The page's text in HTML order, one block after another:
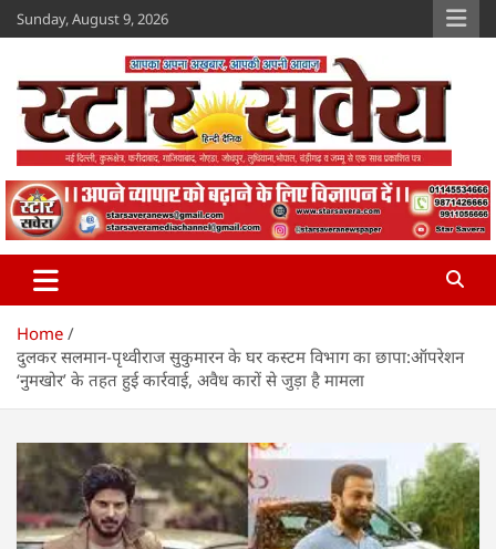
Skip
to
Sunday, August 9, 2026
Star Savera
www.starsavera.com
Home
दुलकर सलमान-पृथ्वीराज सुकुमारन के घर कस्टम विभाग का छापा:ऑपरेशन
‘नुमखोर’ के तहत हुई कार्रवाई, अवैध कारों से जुड़ा है मामला